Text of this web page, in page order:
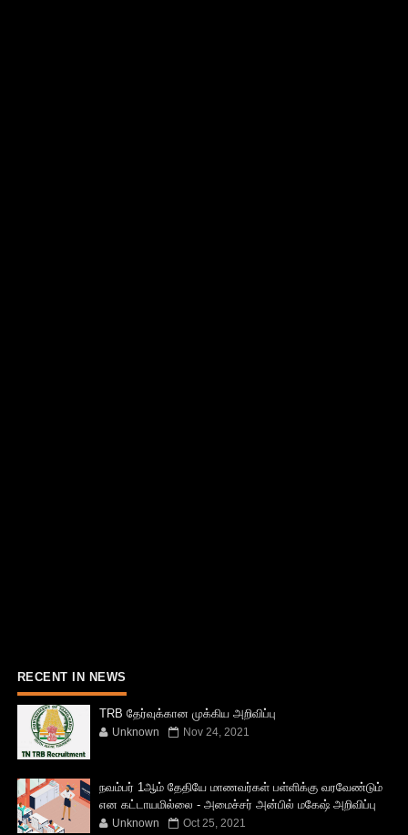
RECENT IN NEWS
TRB தேர்வுக்கான முக்கிய அறிவிப்பு
Unknown Nov 24, 2021
நவம்பர் 1ஆம் தேதியே மாணவர்கள் பள்ளிக்கு வரவேண்டும்
என கட்டாயமில்லை - அமைச்சர் அன்பில் மகேஷ் அறிவிப்பு
Unknown Oct 25, 2021